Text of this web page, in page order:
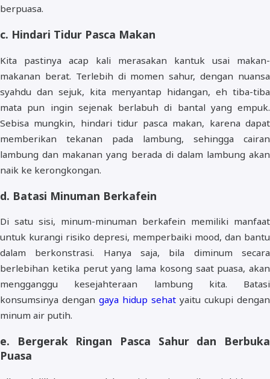
berpuasa.
c. Hindari Tidur Pasca Makan
Kita pastinya acap kali merasakan kantuk usai makan-
makanan berat. Terlebih di momen sahur, dengan nuansa
syahdu dan sejuk, kita menyantap hidangan, eh tiba-tiba
mata pun ingin sejenak berlabuh di bantal yang empuk.
Sebisa mungkin, hindari tidur pasca makan, karena dapat
memberikan tekanan pada lambung, sehingga cairan
lambung dan makanan yang berada di dalam lambung akan
naik ke kerongkongan.
d. Batasi Minuman Berkafein
Di satu sisi, minum-minuman berkafein memiliki manfaat
untuk kurangi risiko depresi, memperbaiki mood, dan bantu
dalam berkonstrasi. Hanya saja, bila diminum secara
berlebihan ketika perut yang lama kosong saat puasa, akan
mengganggu kesejahteraan lambung kita. Batasi
konsumsinya dengan gaya hidup sehat yaitu cukupi dengan
minum air putih.
e. Bergerak Ringan Pasca Sahur dan Berbuka
Puasa